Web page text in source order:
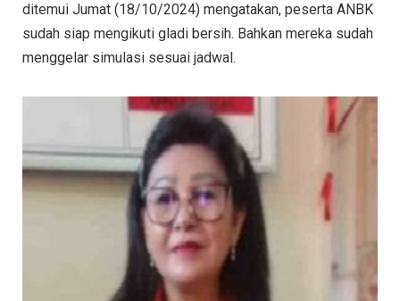
ditemui Jumat (18/10/2024) mengatakan, peserta ANBK
sudah siap mengikuti gladi bersih. Bahkan mereka sudah
menggelar simulasi sesuai jadwal.